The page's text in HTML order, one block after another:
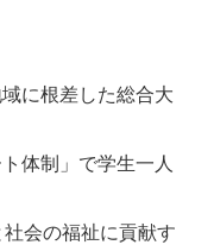
に根差した総合大
体制」で学生一人
会の福祉に貢献す